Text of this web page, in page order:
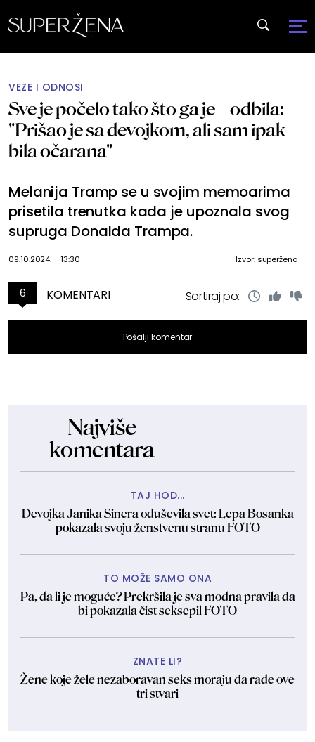
VEZE I ODNOSI
Sve je počelo tako što ga je – odbila:
"Prišao je sa devojkom, ali sam ipak
bila očarana"
Melanija Tramp se u svojim memoarima
prisetila trenutka kada je upoznala svog
supruga Donalda Trampa.
09.10.2024. 13:30 Izvor: superžena
6 KOMENTARI Sortiraj po:
Pošalji komentar
Najviše
komentara
TAJ HOD...
Devojka Janika Sinera oduševila svet: Lepa Bosanka
pokazala svoju ženstvenu stranu FOTO
TO MOŽE SAMO ONA
Pa, da li je moguće? Prekršila je sva modna pravila da
bi pokazala čist seksepil FOTO
ZNATE LI?
Žene koje žele nezaboravan seks moraju da rade ove
tri stvari